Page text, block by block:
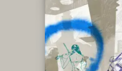
新着おすすめ
ラジオ
Apple Musicを